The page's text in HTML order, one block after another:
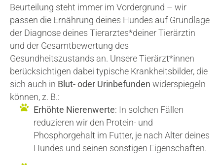
Beurteilung steht immer im Vordergrund – wir
passen die Ernährung deines Hundes auf Grundlage
der Diagnose deines Tierarztes*deiner Tierärztin
und der Gesamtbewertung des
Gesundheitszustands an. Unsere Tierärzt*innen
berücksichtigen dabei typische Krankheitsbilder, die
sich auch in Blut- oder Urinbefunden widerspiegeln
können, z. B.:
Erhöhte Nierenwerte: In solchen Fällen
reduzieren wir den Protein- und
Phosphorgehalt im Futter, je nach Alter deines
Hundes und seinen sonstigen Eigenschaften.